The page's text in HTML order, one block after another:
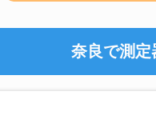
奈良で測定